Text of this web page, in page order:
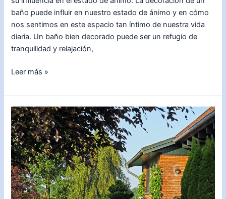
baño puede influir en nuestro estado de ánimo y en cómo
nos sentimos en este espacio tan íntimo de nuestra vida
diaria. Un baño bien decorado puede ser un refugio de
tranquilidad y relajación,
Aprende
a
paso
cómo
decorar
un
baño
de
forma
creativa
Leer más »